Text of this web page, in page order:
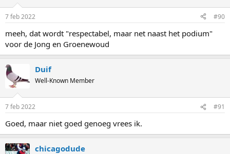
n
s
7 feb 2022 #90
meeh, dat wordt "respectabel, maar net naast het podium"
voor de Jong en Groenewoud
Duif
Well-Known Member
7 feb 2022 #91
Goed, maar niet goed genoeg vrees ik.
chicagodude